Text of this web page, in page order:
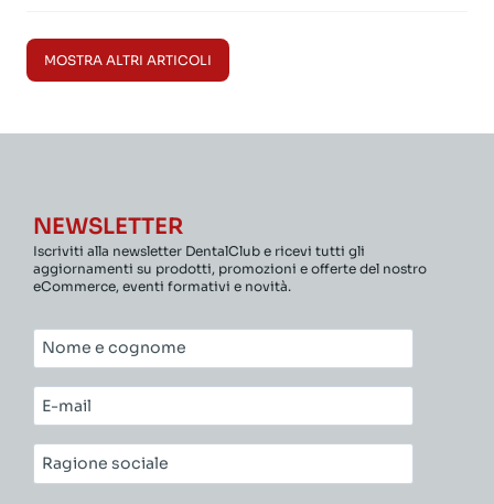
MOSTRA ALTRI ARTICOLI
NEWSLETTER
Iscriviti alla newsletter DentalClub e ricevi tutti gli
aggiornamenti su prodotti, promozioni e offerte del nostro
eCommerce, eventi formativi e novità.
Nome
e
cognome*
E-
mail*
Ragione
sociale*